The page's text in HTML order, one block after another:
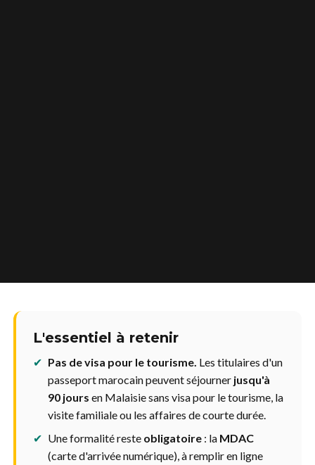
L'essentiel à retenir
✔ Pas de visa pour le tourisme. Les titulaires d'un
passeport marocain peuvent séjourner jusqu'à
90 jours en Malaisie sans visa pour le tourisme, la
visite familiale ou les affaires de courte durée.
✔ Une formalité reste obligatoire : la MDAC
(carte d'arrivée numérique), à remplir en ligne